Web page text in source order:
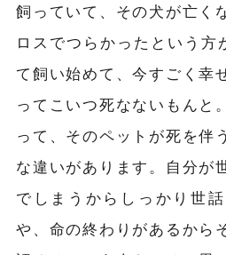
飼っていて、その犬が亡く
ロスでつらかったという
て飼い始めて、今すごく幸
ってこいつ死なないもんと
って、そのペットが死を伴
な違いがあります。自分が
でしまうからしっかり世
や、命の終わりがあるから